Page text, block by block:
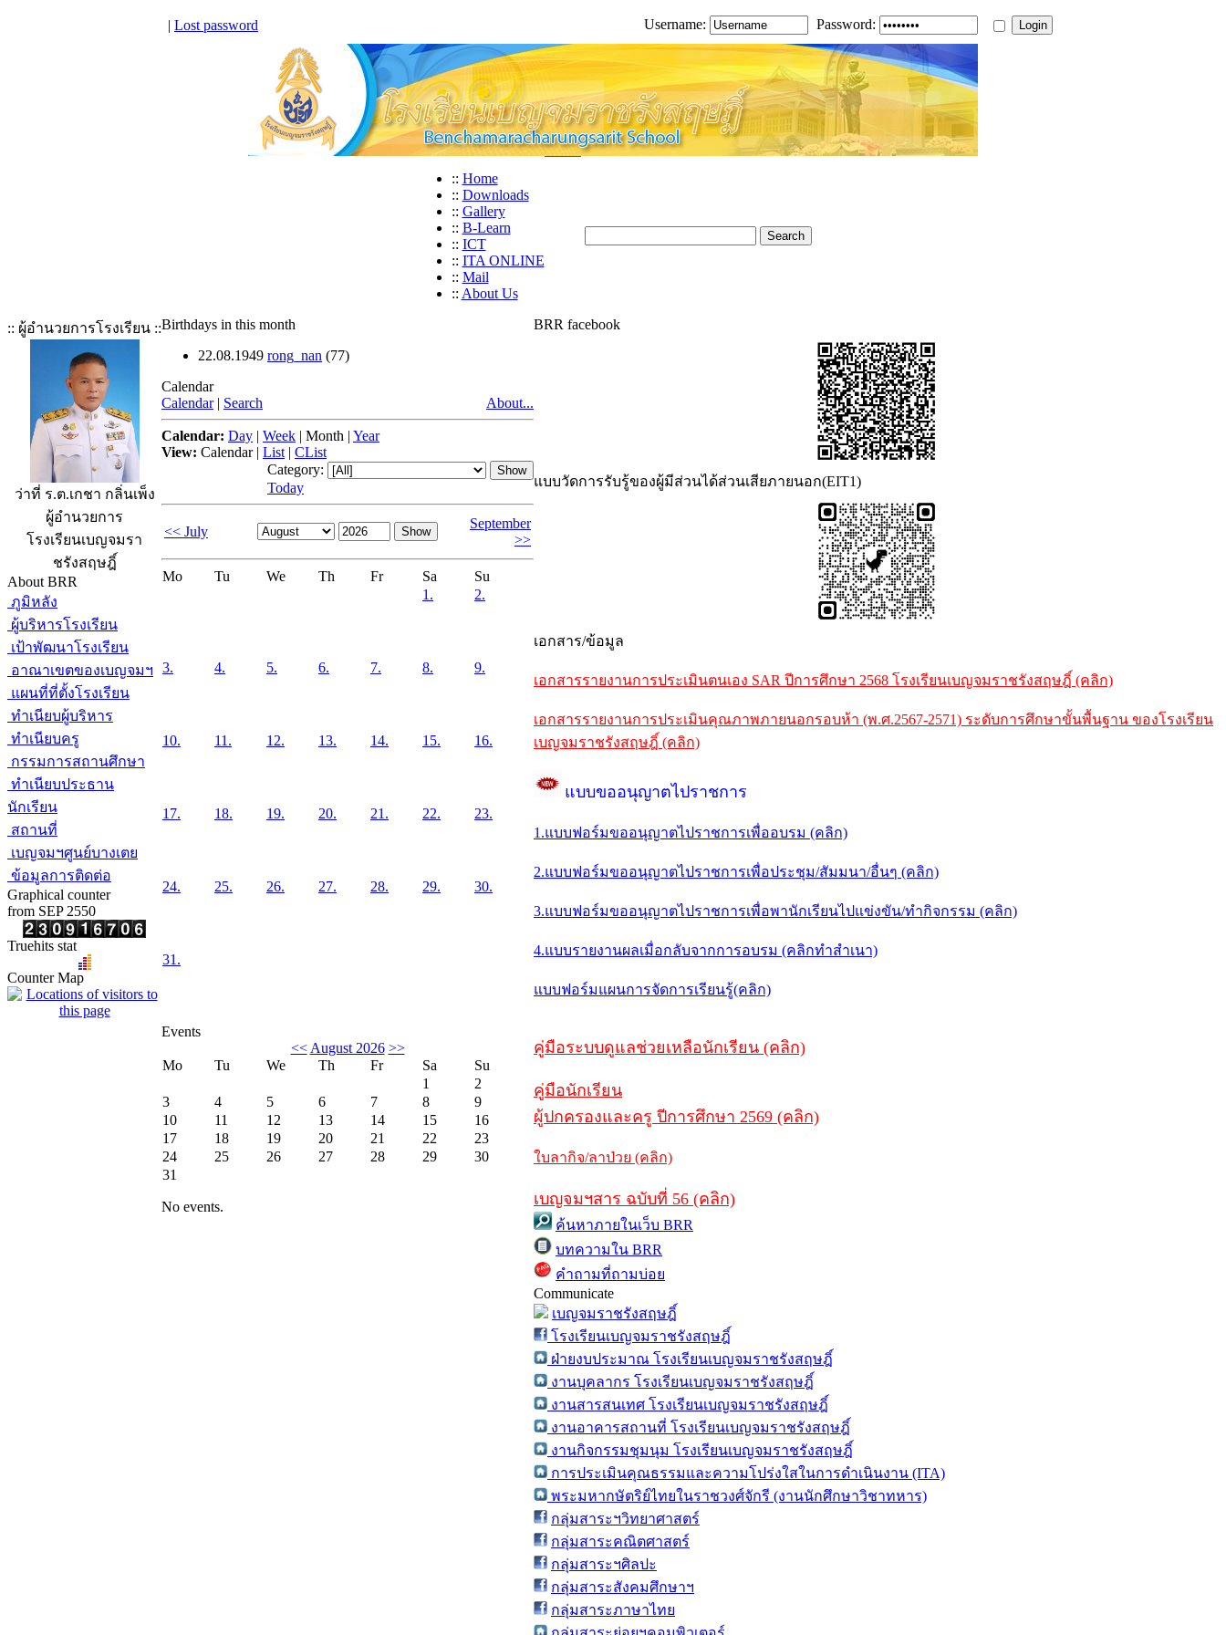
| Lost password Username: Password:
:: Home
:: Downloads
:: Gallery
:: B-Learn
:: ICT
:: ITA ONLINE
:: Mail
:: About Us
:: ผู้อำนวยการโรงเรียน ::
ว่าที่ ร.ต.เกชา กลิ่นเพ็ง
ผู้อำนวยการ
โรงเรียนเบญจมรา
ชรังสฤษฎิ์
About BRR
ภูมิหลัง
ผู้บริหารโรงเรียน
เป้าพัฒนาโรงเรียน
อาณาเขตของเบญจมฯ
แผนที่ที่ตั้งโรงเรียน
ทำเนียบผู้บริหาร
ทำเนียบครู
กรรมการสถานศึกษา
ทำเนียบประธาน
นักเรียน
สถานที่
เบญจมฯศูนย์บางเตย
ข้อมูลการติดต่อ
Graphical counter
from SEP 2550
Truehits stat
Counter Map
Birthdays in this month
22.08.1949 rong_nan (77)
Calendar
Calendar | Search About...
Calendar: Day | Week | Month | Year
View: Calendar| List | CList
Category:
Today
<< July
September
>>
Mo Tu We Th Fr Sa
Su
1.
2.
3. 4. 5. 6. 7. 8. 9.
10. 11. 12. 13. 14. 15. 16.
17. 18. 19. 20. 21. 22. 23.
24. 25. 26. 27. 28. 29. 30.
31.
Events
<< August 2026 >>
Mo
Tu We Th Fr Sa
Su
1
2
3
4 5 6 7 8
9
10
11 12 13 14 15
16
17
18 19 20 21 22
23
24
25 26 27 28 29
30
31
No events.
BRR facebook
แบบวัดการรับรู้ของผู้มีส่วนได้ส่วนเสียภายนอก(EIT1)
เอกสาร/ข้อมูล
เอกสารรายงานการประเมินตนเอง SAR ปีการศึกษา 2568 โรงเรียนเบญจมราชรังสฤษฎิ์ (คลิก)
เอกสารรายงานการประเมินคุณภาพภายนอกรอบห้า (พ.ศ.2567-2571) ระดับการศึกษาขั้นพื้นฐาน ของโรงเรียน
เบญจมราชรังสฤษฎิ์ (คลิก)
แบบขออนุญาตไปราชการ
1.แบบฟอร์มขออนุญาตไปราชการเพื่ออบรม (คลิก)
2.แบบฟอร์มขออนุญาตไปราชการเพื่อประชุม/สัมมนา/อื่นๆ (คลิก)
3.แบบฟอร์มขออนุญาตไปราชการเพื่อพานักเรียนไปแข่งขัน/ทำกิจกรรม (คลิก)
4.แบบรายงานผลเมื่อกลับจากการอบรม (คลิกทำสำเนา)
แบบฟอร์มแผนการจัดการเรียนรู้(คลิก)
คู่มือระบบดูแลช่วยเหลือนักเรียน (คลิก)
คู่มือนักเรียน
ผู้ปกครองและครู ปีการศึกษา 2569 (คลิก)
ใบลากิจ/ลาป่วย (คลิก)
เบญจมฯสาร ฉบับที่ 56 (คลิก)
ค้นหาภายในเว็บ BRR
บทความใน BRR
คำถามที่ถามบ่อย
Communicate
เบญจมราชรังสฤษฎิ์
โรงเรียนเบญจมราชรังสฤษฎิ์
ฝ่ายงบประมาณ โรงเรียนเบญจมราชรังสฤษฎิ์
งานบุคลากร โรงเรียนเบญจมราชรังสฤษฎิ์
งานสารสนเทศ โรงเรียนเบญจมราชรังสฤษฎิ์
งานอาคารสถานที่ โรงเรียนเบญจมราชรังสฤษฎิ์
งานกิจกรรมชุมนุม โรงเรียนเบญจมราชรังสฤษฎิ์
การประเมินคุณธรรมและความโปร่งใสในการดำเนินงาน (ITA)
พระมหากษัตริย์ไทยในราชวงศ์จักรี (งานนักศึกษาวิชาทหาร)
กลุ่มสาระฯวิทยาศาสตร์
กลุ่มสาระคณิตศาสตร์
กลุ่มสาระฯศิลปะ
กลุ่มสาระสังคมศึกษาฯ
กลุ่มสาระภาษาไทย